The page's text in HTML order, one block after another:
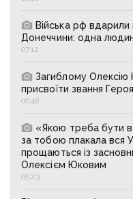
Війська рф вдарили
Донеччини: одна
07:12
Загиблому
присвоїти звання
06:48
«Якою треба бути
за тобою плакала вся
прощаються із
Олексієм Юковим
05:23